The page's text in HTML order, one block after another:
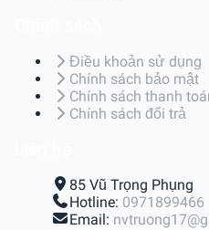
Điều khoản sử dụng
Chính sách bảo mật
Chính sách thanh
Chính sách đổi trả
85 Vũ Trọng Phụng
Hotline: 0971899466
Email: